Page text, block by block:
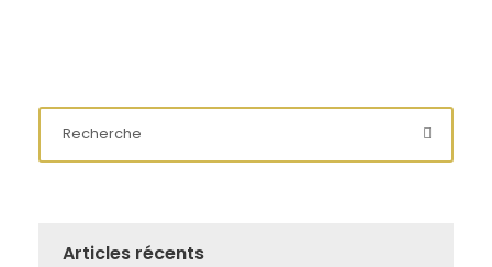
Articles récents